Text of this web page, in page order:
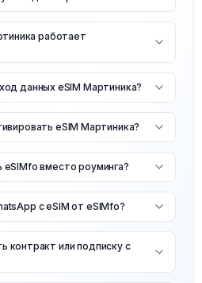
работает
данных eSIM Мартиника?
eSIM Мартиника?
вместо роуминга?
с eSIM от eSIMfo?
контракт или подписку с